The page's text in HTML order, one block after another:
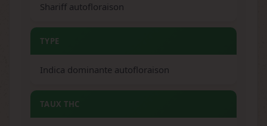
Shariff autofloraison
TYPE
Indica dominante autofloraison
TAUX THC